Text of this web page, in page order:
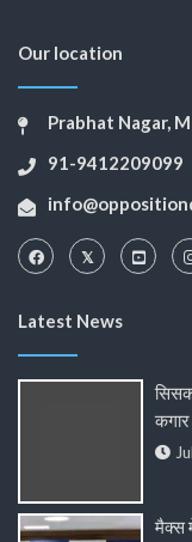
Our location
Prabhat Nagar,
91-9412209099
Latest News
कगार
मैक्स